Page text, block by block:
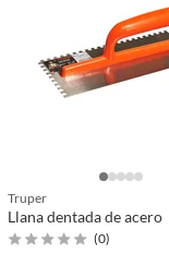
Truper
Llana dentada de acero
(0)